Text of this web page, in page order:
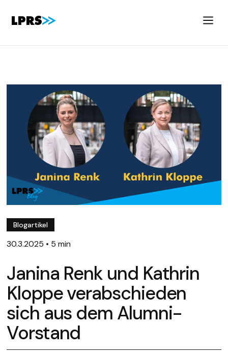
Blogartikel
30.3.2025 • 5 min
Janina Renk und Kathrin
Kloppe verabschieden
sich aus dem Alumni-
Vorstand